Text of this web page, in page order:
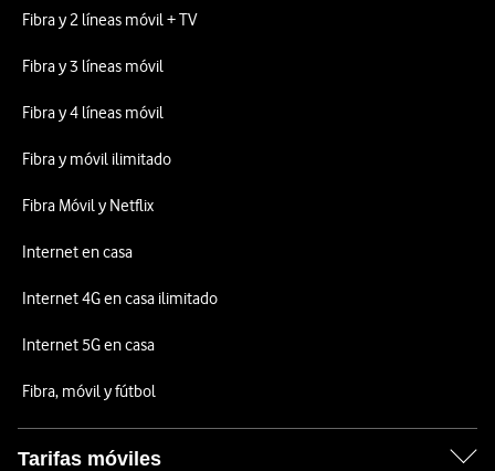
Fibra y 2 líneas móvil + TV
Fibra y 3 líneas móvil
Fibra y 4 líneas móvil
Fibra y móvil ilimitado
Fibra Móvil y Netflix
Internet en casa
Internet 4G en casa ilimitado
Internet 5G en casa
Fibra, móvil y fútbol
Tarifas móviles